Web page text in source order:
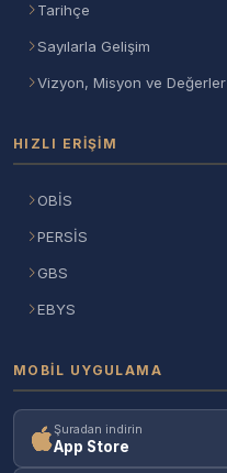
Tarihçe
Sayılarla Gelişim
Vizyon, Misyon ve Değerler
HIZLI ERIŞIM
OBİS
PERSİS
GBS
EBYS
MOBIL UYGULAMA
Şuradan indirin
App Store